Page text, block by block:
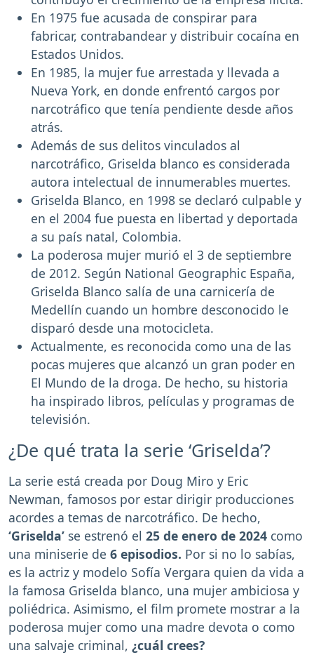
En 1975 fue acusada de conspirar para
fabricar, contrabandear y distribuir cocaína en
Estados Unidos.
En 1985, la mujer fue arrestada y llevada a
Nueva York, en donde enfrentó cargos por
narcotráfico que tenía pendiente desde años
atrás.
Además de sus delitos vinculados al
narcotráfico, Griselda blanco es considerada
autora intelectual de innumerables muertes.
Griselda Blanco, en 1998 se declaró culpable y
en el 2004 fue puesta en libertad y deportada
a su país natal, Colombia.
La poderosa mujer murió el 3 de septiembre
de 2012. Según National Geographic España,
Griselda Blanco salía de una carnicería de
Medellín cuando un hombre desconocido le
disparó desde una motocicleta.
Actualmente, es reconocida como una de las
pocas mujeres que alcanzó un gran poder en
El Mundo de la droga. De hecho, su historia
ha inspirado libros, películas y programas de
televisión.
¿De qué trata la serie ‘Griselda’?
La serie está creada por Doug Miro y Eric
Newman, famosos por estar dirigir producciones
acordes a temas de narcotráfico. De hecho,
‘Griselda’ se estrenó el 25 de enero de 2024 como
una miniserie de 6 episodios. Por si no lo sabías,
es la actriz y modelo Sofía Vergara quien da vida a
la famosa Griselda blanco, una mujer ambiciosa y
poliédrica. Asimismo, el film promete mostrar a la
poderosa mujer como una madre devota o como
una salvaje criminal, ¿cuál crees?